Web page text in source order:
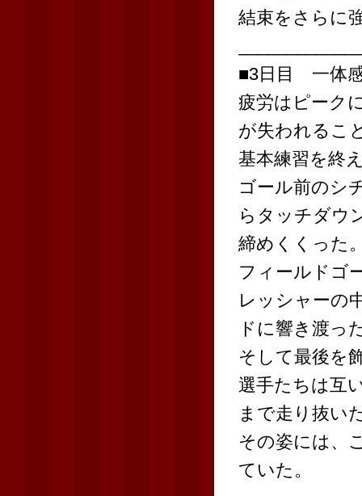
結束をさらに
■3日目 一体
疲労はピーク
が失われるこ
基本練習を終
ゴール前のシ
らタッチダウ
締めくくった
フィールドゴ
レッシャーの
ドに響き渡っ
そして最後を
選手たちは互
まで走り抜い
その姿には、
ていた。